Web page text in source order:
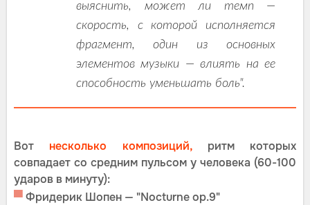
выяснить, может ли темп —
скорость, с которой исполняется
фрагмент, один из основных
элементов музыки — влиять на ее
способность уменьшать боль".
Вот несколько композиций, ритм которых
совпадает со средним пульсом у человека (60-100
ударов в минуту):
▀Фридерик Шопен — "Nocturne op.9"